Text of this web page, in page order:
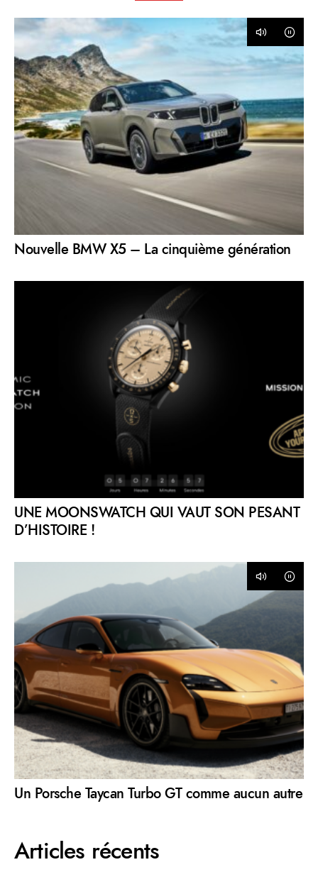
Nouvelle BMW X5 – La cinquième génération
UNE MOONSWATCH QUI VAUT SON PESANT
D’HISTOIRE !
Un Porsche Taycan Turbo GT comme aucun autre
Articles récents